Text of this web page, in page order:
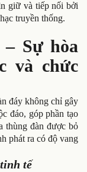
giữ và tiếp nối bởi
truyền thống.
Sự hòa
và chức
đáy không chỉ gây
đáo, góp phần tạo
thùng đàn được bỏ
phát ra có độ vang
tế